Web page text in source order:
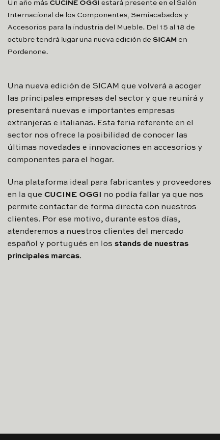
Un año más CUCINE OGGI estará presente en el Salón
Internacional de los Componentes, Semiacabados y
Accesorios para la industria del Mueble. Del 15 al 18 de
octubre tendrá lugar una nueva edición de SICAM en
Pordenone.
Una nueva edición de SICAM que volverá a acoger
las principales empresas del sector y que reunirá y
presentará nuevas e importantes empresas
extranjeras e italianas. Esta feria referente en el
sector nos ofrece la posibilidad de conocer las
últimas novedades e innovaciones en accesorios y
componentes para el hogar.
Una plataforma ideal para fabricantes y proveedores
en la que CUCINE OGGI no podía fallar ya que nos
permite contactar de forma directa con nuestros
clientes. Por ese motivo, durante estos días,
atenderemos a nuestros clientes del mercado
español y portugués en los stands de nuestras
principales marcas.